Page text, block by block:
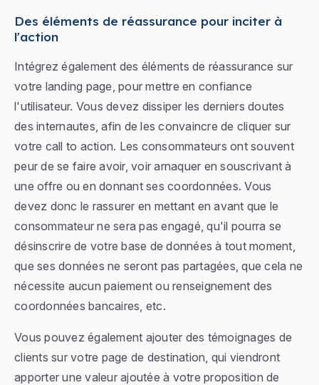
Des éléments de réassurance pour inciter à
l'action
Intégrez également des éléments de réassurance sur
votre landing page, pour mettre en confiance
l'utilisateur. Vous devez dissiper les derniers doutes
des internautes, afin de les convaincre de cliquer sur
votre call to action. Les consommateurs ont souvent
peur de se faire avoir, voir arnaquer en souscrivant à
une offre ou en donnant ses coordonnées. Vous
devez donc le rassurer en mettant en avant que le
consommateur ne sera pas engagé, qu'il pourra se
désinscrire de votre base de données à tout moment,
que ses données ne seront pas partagées, que cela ne
nécessite aucun paiement ou renseignement des
coordonnées bancaires, etc.
Vous pouvez également ajouter des témoignages de
clients sur votre page de destination, qui viendront
apporter une valeur ajoutée à votre proposition de